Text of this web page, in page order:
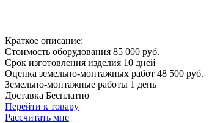
Краткое описание:
Стоимость оборудования 85 000 руб.
Срок изготовления изделия 10 дней
Оценка земельно-монтажных работ 48 500 руб.
Земельно-монтажные работы 1 день
Доставка Бесплатно
Перейти к товару
Рассчитать мне